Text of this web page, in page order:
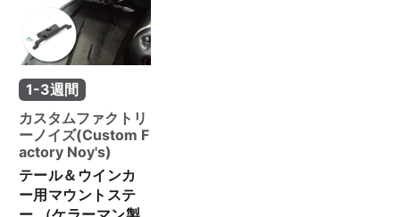
1-3週間
カスタムファクトリ
ーノイズ(Custom F
actory Noy's)
テール＆ウインカ
ー用マウントステ